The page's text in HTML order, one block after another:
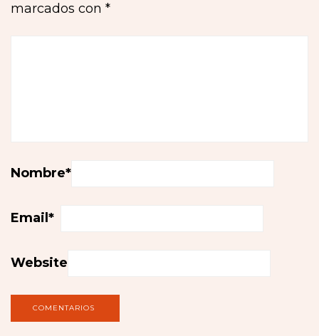
marcados con *
Nombre*
Email *
Website